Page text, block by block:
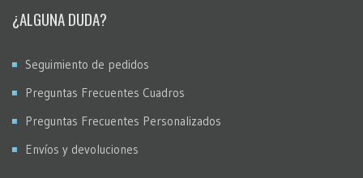
¿ALGUNA DUDA?
Seguimiento de pedidos
Preguntas Frecuentes Cuadros
Preguntas Frecuentes Personalizados
Envíos y devoluciones